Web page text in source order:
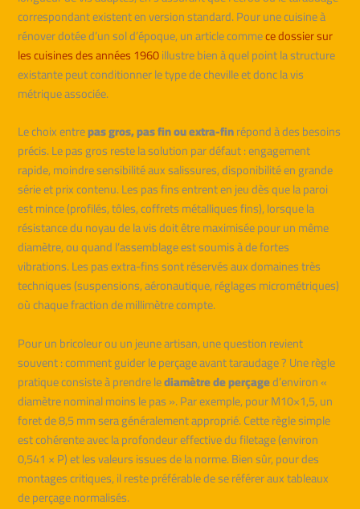
correspondant existent en version standard. Pour une cuisine à
rénover dotée d’un sol d’époque, un article commece dossier sur
les cuisines des années 1960illustre bien à quel point la structure
existante peut conditionner le type de cheville et donc la vis
métrique associée.
Le choix entrepas gros, pas fin ou extra-finrépond à des besoins
précis. Le pas gros reste la solution par défaut : engagement
rapide, moindre sensibilité aux salissures, disponibilité en grande
série et prix contenu. Les pas fins entrent en jeu dès que la paroi
est mince (profilés, tôles, coffrets métalliques fins), lorsque la
résistance du noyau de la vis doit être maximisée pour un même
diamètre, ou quand l’assemblage est soumis à de fortes
vibrations. Les pas extra-fins sont réservés aux domaines très
techniques (suspensions, aéronautique, réglages micrométriques)
où chaque fraction de millimètre compte.
Pour un bricoleur ou un jeune artisan, une question revient
souvent : comment guider le perçage avant taraudage ? Une règle
pratique consiste à prendre lediamètre de perçaged’environ «
diamètre nominal moins le pas ». Par exemple, pour M10×1,5, un
foret de 8,5 mm sera généralement approprié. Cette règle simple
est cohérente avec la profondeur effective du filetage (environ
0,541 × P) et les valeurs issues de la norme. Bien sûr, pour des
montages critiques, il reste préférable de se référer aux tableaux
de perçage normalisés.